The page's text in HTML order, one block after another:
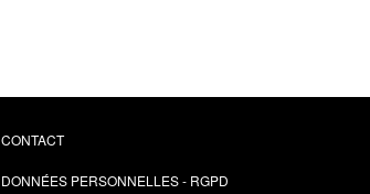
CONTACT
DONNÉES PERSONNELLES - RGPD